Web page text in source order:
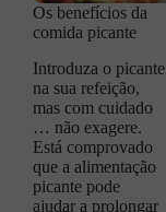
Os benefícios da
comida picante
Introduza o picante
na sua refeição,
mas com cuidado
… não exagere.
Está comprovado
que a alimentação
picante pode
ajudar a prolongar